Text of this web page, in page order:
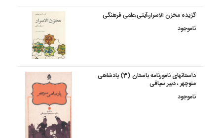
گزیده مخزن الاسرار،آیتی،علمی فرهنگی
ناموجود
داستانهای نامورنامه باستان (3) پادشاهی
منوچهر ، دبیر سیاقی
ناموجود